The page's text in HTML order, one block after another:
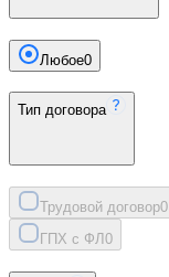
Любое0
Тип договора
Трудовой договор0
ГПХ с ФЛ 0